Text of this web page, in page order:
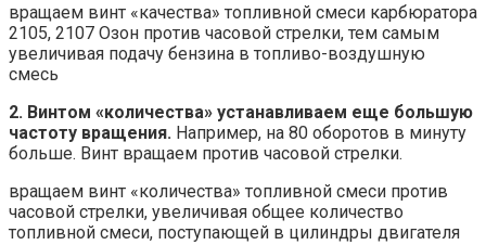
вращаем винт «качества» топливной смеси карбюратора
2105, 2107 Озон против часовой стрелки, тем самым
увеличивая подачу бензина в топливо-воздушную
смесь
2. Винтом «количества» устанавливаем еще большую
частоту вращения. Например, на 80 оборотов в минуту
больше. Винт вращаем против часовой стрелки.
вращаем винт «количества» топливной смеси против
часовой стрелки, увеличивая общее количество
топливной смеси, поступающей в цилиндры двигателя